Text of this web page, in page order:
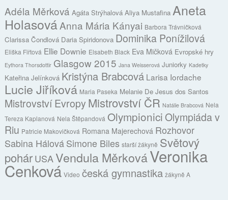
Adéla Měrková Agáta Strýhalová Aliya Mustafina Aneta
HolasováAnna Mária Kányai Barbora Trávničková
Clarissa Čondlová Daria Spiridonova Dominika Ponížilová
Eliška Fiřtová Ellie Downie Elsabeth Black Eva Mičková Evropské hry
Eythora Thorsdottir Glasgow 2015 Jana Weisserová Juniorky Kadetky
Kateřina Jelínková Kristýna Brabcová Larisa Iordache
Lucie Jiříková Maria Paseka Melanie De Jesus dos Santos
Mistrovství Evropy Mistrovství ČR Natálie Brabcová Nela
Tereza Kaplanová Nela Štěpandová OlympioniciOlympiáda v
Riu Patricie Makovičková Romana Majerechová Rozhovor
Sabina HálováSimone Biles starší žákyně Světový
pohárUSA Vendula MěrkováVeronika
Cenková Video česká gymnastika žákyně A